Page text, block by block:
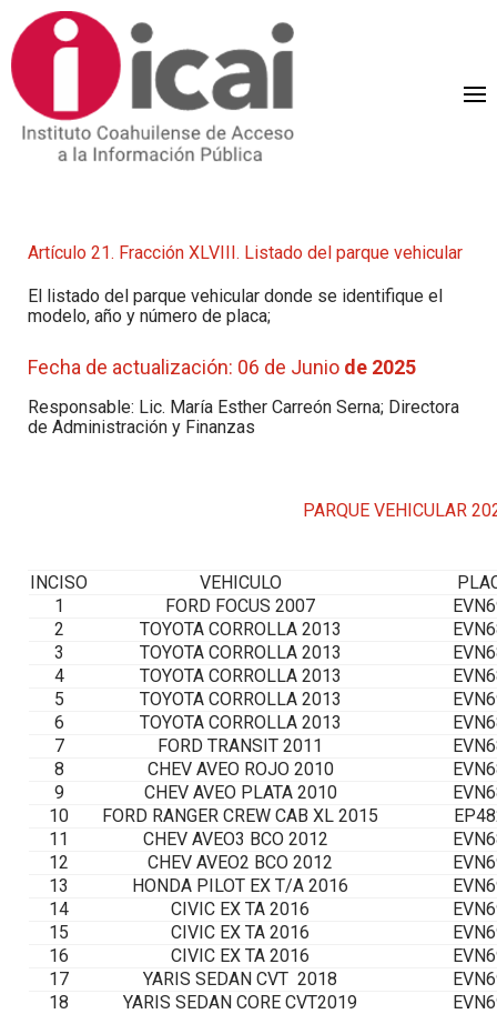
Artículo 21. Fracción XLVIII. Listado del parque vehicular
El listado del parque vehicular donde se identifique el
modelo, año y número de placa;
Fecha de actualización: 06 de Junio de 2025
Responsable: Lic. María Esther Carreón Serna; Directora
de Administración y Finanzas
PARQUE VEHICULAR
INCISO VEHICULO
1
FORD FOCUS 2007
2
TOYOTA CORROLLA 2013
3
TOYOTA CORROLLA 2013
4
TOYOTA CORROLLA 2013
5
TOYOTA CORROLLA 2013
6
TOYOTA CORROLLA 2013
7
FORD TRANSIT 2011
8
CHEV AVEO ROJO 2010
9
CHEV AVEO PLATA 2010
10
FORD RANGER CREW CAB XL 2015
11
CHEV AVEO3 BCO 2012
12
CHEV AVEO2 BCO 2012
13
HONDA PILOT EX T/A 2016
14
CIVIC EX TA 2016
15
CIVIC EX TA 2016
16
CIVIC EX TA 2016
17
YARIS SEDAN CVT 2018
18
YARIS SEDAN CORE CVT2019